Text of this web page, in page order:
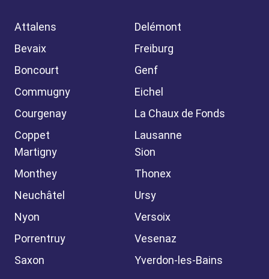
Attalens
Bevaix
Boncourt
Commugny
Courgenay
Coppet
Delémont
Freiburg
Genf
Eichel
La Chaux de Fonds
Lausanne
Martigny
Monthey
Neuchâtel
Nyon
Porrentruy
Saxon
Sion
Thonex
Ursy
Versoix
Vesenaz
Yverdon-les-Bains